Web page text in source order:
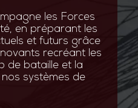
les Forces
en préparant les
et futurs grâce
recréant les
de bataille et la
systèmes de